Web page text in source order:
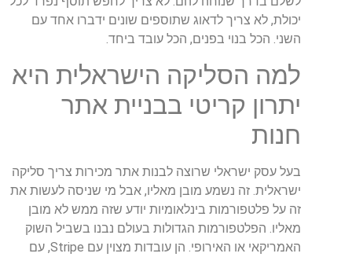
יכולת, לא צריך לדאוג שתוספים שונים ידברו אחד עם
השני. הכל בנוי בפנים, הכל עובד ביחד.
למה הסליקה הישראלית היא
יתרון קריטי בבניית אתר
חנות
בעל עסק ישראלי שרוצה לבנות אתר מכירות צריך סליקה
ישראלית זה נשמע מובן מאליו, אבל מי שניסה לעשות את
זה על פלטפורמות בינלאומיות יודע שזה ממש לא מובן
מאליו הפלטפורמות הגדולות בעולם נבנו בשביל השוק
האמריקאי או האירופי הן עובדות מצוין עם Stripe
, עם